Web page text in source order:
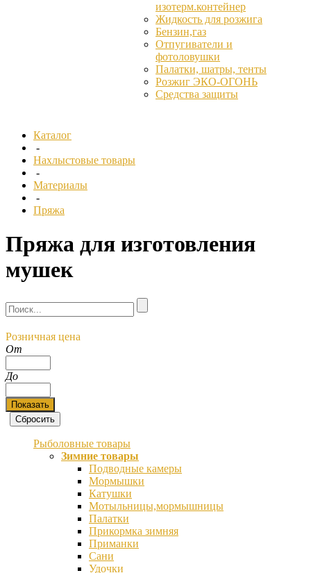
изотерм.контейнер
Жидкость для розжига
Бензин,газ
Отпугиватели и
фотоловушки
Палатки, шатры, тенты
Розжиг ЭКО-ОГОНЬ
Средства защиты
Каталог
-
Нахлыстовые товары
-
Материалы
-
Пряжа
Пряжа для изготовления
мушек
Розничная цена
От
До
Рыболовные товары
Зимние товары
Подводные камеры
Мормышки
Катушки
Мотыльницы,мормышницы
Палатки
Прикормка зимняя
Приманки
Сани
Удочки